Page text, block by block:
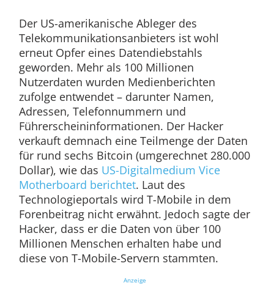
Der US-amerikanische Ableger des
Telekommunikationsanbieters ist wohl
erneut Opfer eines Datendiebstahls
geworden. Mehr als 100 Millionen
Nutzerdaten wurden Medienberichten
zufolge entwendet – darunter Namen,
Adressen, Telefonnummern und
Führerscheininformationen. Der Hacker
verkauft demnach eine Teilmenge der Daten
für rund sechs Bitcoin (umgerechnet 280.000
Dollar), wie das US-Digitalmedium Vice
Motherboard berichtet. Laut des
Technologieportals wird T-Mobile in dem
Forenbeitrag nicht erwähnt. Jedoch sagte der
Hacker, dass er die Daten von über 100
Millionen Menschen erhalten habe und
diese von T-Mobile-Servern stammten.
Anzeige